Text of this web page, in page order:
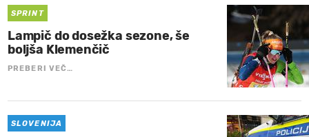
SPRINT
Lampič do dosežka sezone, še
boljša Klemenčič
PREBERI VEČ…
SLOVENIJA